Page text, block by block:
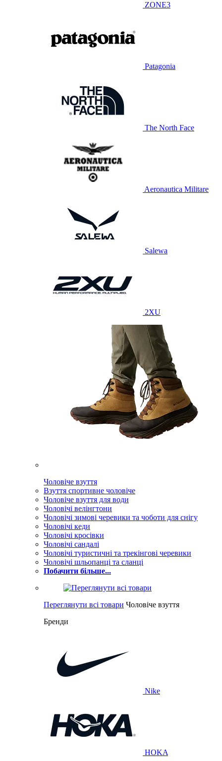
ZONE3
Patagonia
The North Face
Aeronautica Militare
Salewa
2XU
Чоловіче взуття
Взуття спортивне чоловіче
Чоловіче взуття для води
Чоловічі велінгтони
Чоловічі зимові черевики та чоботи для снігу
Чоловічі кеди
Чоловічі кросівки
Чоловічі сандалі
Чоловічі туристичні та трекінгові черевики
Чоловічі шльопанці та сланці
Побачити більше...
Переглянути всі товари Чоловіче взуття
Бренди
Nike
HOKA